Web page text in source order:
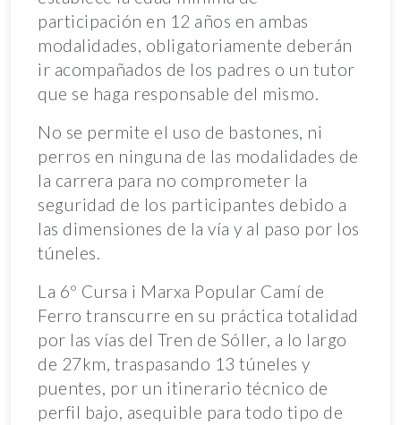
participación en 12 años en ambas
modalidades, obligatoriamente deberán
ir acompañados de los padres o un tutor
que se haga responsable del mismo.
No se permite el uso de bastones, ni
perros en ninguna de las modalidades de
la carrera para no comprometer la
seguridad de los participantes debido a
las dimensiones de la vía y al paso por los
túneles.
La 6º Cursa i Marxa Popular Camí de
Ferro transcurre en su práctica totalidad
por las vías del Tren de Sóller, a lo largo
de 27km, traspasando 13 túneles y
puentes, por un itinerario técnico de
perfil bajo, asequible para todo tipo de